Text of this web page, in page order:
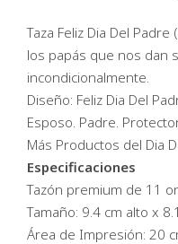
Taza Feliz Dia Del
los papás que nos dan
incondicionalmente.
Diseño: Feliz Dia Del
Esposo. Padre.
Más Productos del Dia
Especificaciones
Tazón premium de 11
Tamaño: 9.4 cm alto x
Área de Impresión: 20